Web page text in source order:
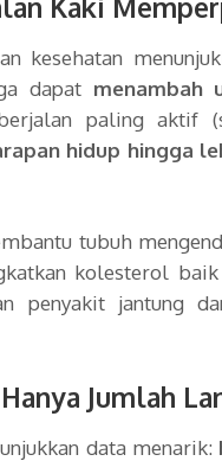
kesehatan
dapat menambah
paling aktif
hidup hingga
tubuh
kolesterol
penyakit jantung
Jumlah
data menarik: